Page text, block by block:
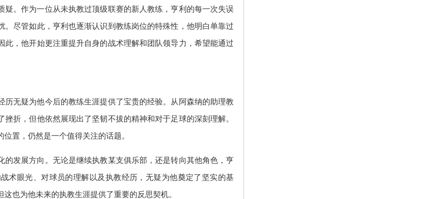
疑。作为一位从未执教过顶级联赛的新人教练，亨利的每一次失误
尽管如此，亨利也逐渐认识到教练岗位的特殊性，他明白单靠过
，他开始更注重提升自身的战术理解和团队领导力，希望能通过
历无疑为他今后的教练生涯提供了宝贵的经验。从阿森纳的助理教
折，但他依然展现出了坚韧不拔的精神和对于足球的深刻理解。
置，仍然是一个值得关注的话题。
的发展方向。无论是继续执教某支俱乐部，还是转向其他角色，亨
术眼光、对球员的理解以及执教经历，无疑为他奠定了坚实的基
也为他未来的执教生涯提供了重要的反思契机。